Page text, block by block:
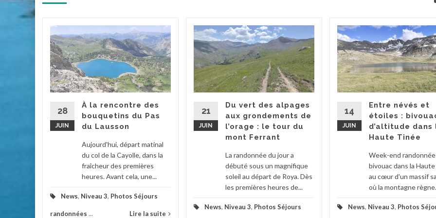
28
JUIN
À la rencontre des
bouquetins du Pas
du Lausson
Aujourd'hui, départ matinal
du col de la Cayolle, dans la
fraîcheur des premières
heures. Avant cela, une...
News, Niveau 3, Photos Séjours
randonnées ... Lire la suite
21
JUIN
Du vert des alpages
aux grondements de
l’orage : le tour du
mont Ferrant
La randonnée du jour a
débuté sous un magnifique
soleil au départ de Roya. Dès
les premières heures de...
News, Niveau 3, Photos Séjours
14
JUIN
Entre névés et
étoiles :
d’altitude dans
Haute Tinée
Week-end
bivouac dans la
au cœur d'un massif
où la montagne
News, Niveau 3, Photos